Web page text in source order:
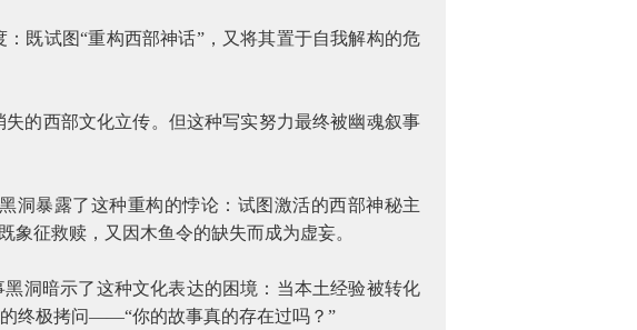
既试图“重构西部神话”，又将其置于自我解构的危
的西部文化立传。但这种写实努力最终被幽魂叙事
洞暴露了这种重构的悖论：试图激活的西部神秘主
象征救赎，又因木鱼令的缺失而成为虚妄。
洞暗示了这种文化表达的困境：当本土经验被转化
终极拷问——“你的故事真的存在过吗？”